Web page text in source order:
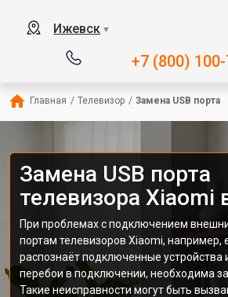
Ижевск ▼
+7 (800)
Главная / Телевизор / Замена USB порта
Замена USB порта
телевизора Xiaomi
При проблемах с подключением
портам телевизоров Xiaomi, например,
распознаёт подключенные устройства
перебои в подключении, необходима
Такие неисправности могут быть